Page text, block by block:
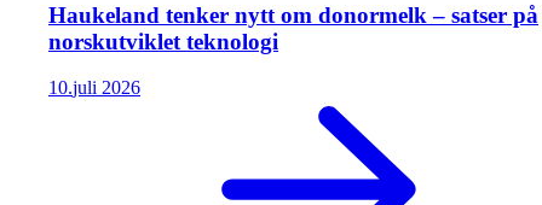
Haukeland tenker nytt om donormelk – satser på
norskutviklet teknologi
10.juli 2026